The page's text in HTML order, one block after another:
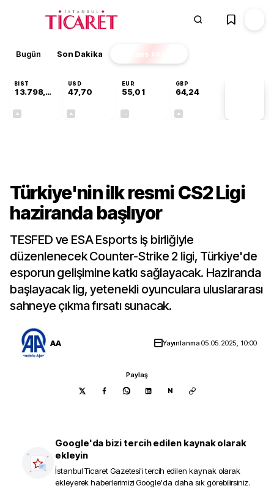
Bugün Son Dakika Finans EKSTRA
BIST
13.798,82
USD
47,70
EUR
55,01
GBP
64,24
Türkiye'nin ilk resmi CS2 Ligi
haziranda başlıyor
TESFED ve ESA Esports iş birliğiyle
düzenlenecek Counter-Strike 2 ligi, Türkiye'de
esporun gelişimine katkı sağlayacak. Haziranda
başlayacak lig, yetenekli oyunculara uluslararası
sahneye çıkma fırsatı sunacak.
AA Yayınlanma05.05.2025, 10:00
Paylaş
N
Google'da bizi tercih edilen kaynak olarak
ekleyin
İstanbul Ticaret Gazetesi'i tercih edilen kaynak olarak
ekleyerek haberlerimizi Google'da daha sık görebilirsiniz.